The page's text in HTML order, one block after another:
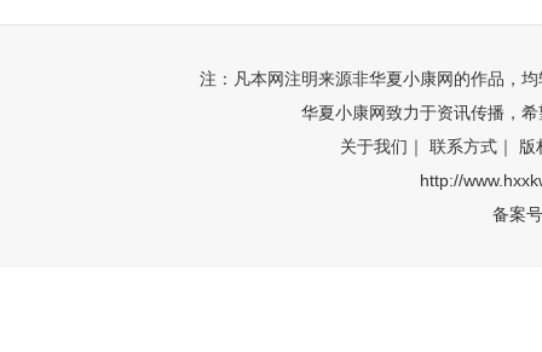
注：凡本网注明来源非华夏小康网的作品，
华夏小康网致力于资讯传播，
关于我们｜
联系方式｜
版
http://
备案